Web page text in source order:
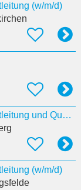
(w/m/d)
Stellvertretende Pflegedienstleitung und Qualitätsbeauftragte:r (w/m/d)
(w/m/d)